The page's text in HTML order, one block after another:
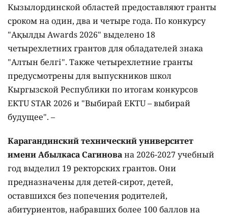
Кызылординской областей предоставляют гранты
сроком на один, два и четыре года. По конкурсу
"Ақылды Awards 2026" выделено 18
четырехлетних грантов для обладателей знака
"Алтын белгі". Также четырехлетние гранты
предусмотрены для выпускников школ
Кыргызской Республики по итогам конкурсов
EKTU STAR 2026 и "Выбирай EKTU – выбирай
будущее". –
Карагандинский технический университет
имени Абылкаса Сагинована 2026-2027 учебный
год выделил 19 ректорских грантов. Они
предназначены для детей-сирот, детей,
оставшихся без попечения родителей,
абитуриентов, набравших более 100 баллов на